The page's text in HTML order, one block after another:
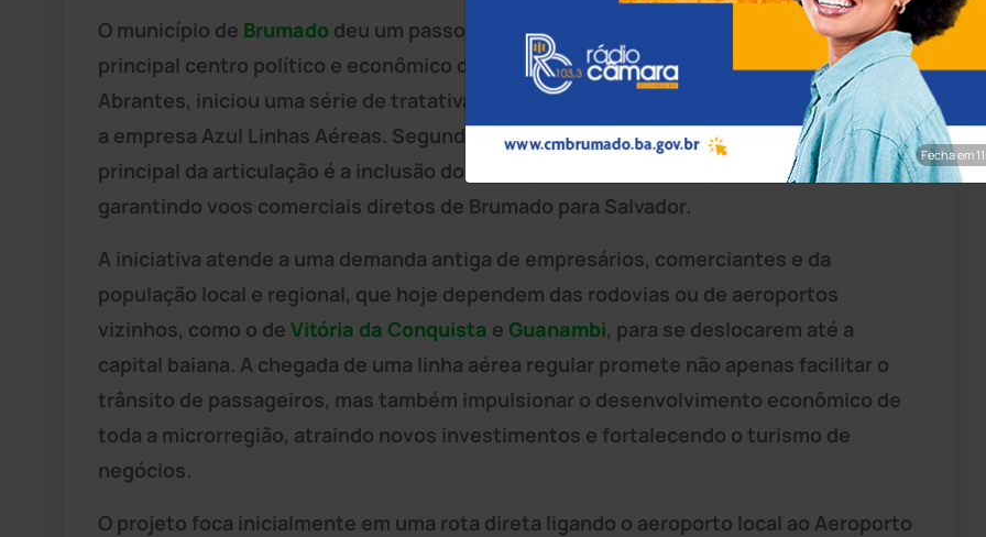
O município de Brumado deu um passo importante para encurtar as distâncias com o
principal centro político e econômico da
Bahia. O prefeito da cidade, Fabrício
Abrantes, iniciou uma série de tratativas estratégicas com o Governo do Estado e com
a empresa Azul Linhas Aéreas. Segundo apurou o site Achei Sudoeste, o objetivo
principal da articulação é a inclusão do município na rota da aviação estadual,
garantindo voos comerciais diretos de Brumado para Salvador.
A iniciativa atende a uma demanda antiga de empresários, comerciantes e da
população local e regional, que hoje dependem das rodovias ou de aeroportos
vizinhos, como o de Vitória da Conquista e Guanambi, para se deslocarem até a
capital baiana. A chegada de uma linha aérea regular promete não apenas facilitar o
trânsito de passageiros, mas também impulsionar o desenvolvimento econômico de
toda a microrregião, atraindo novos investimentos e fortalecendo o turismo de
negócios.
O projeto foca inicialmente em uma rota direta ligando o aeroporto local ao Aeroporto
Fecha em